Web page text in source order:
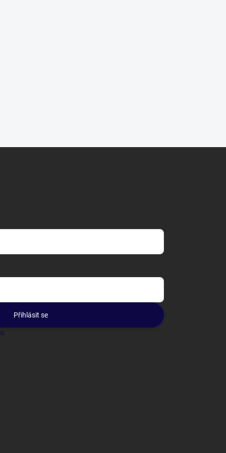
Přihlásit se